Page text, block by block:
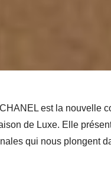
est la nouvelle
de Luxe. Elle
qui nous plongent